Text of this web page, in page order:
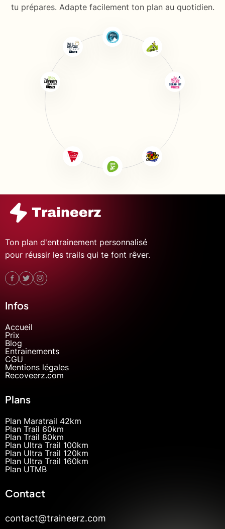
tu prépares. Adapte facilement ton plan au quotidien.
Ton plan d'entrainement personnalisé
pour réussir les trails qui te font rêver.
Infos
Accueil
Prix
Blog
Entrainements
CGU
Mentions légales
Recoveerz.com
Plans
Plan Maratrail 42km
Plan Trail 60km
Plan Trail 80km
Plan Ultra Trail 100km
Plan Ultra Trail 120km
Plan Ultra Trail 160km
Plan UTMB
Contact
contact@traineerz.com